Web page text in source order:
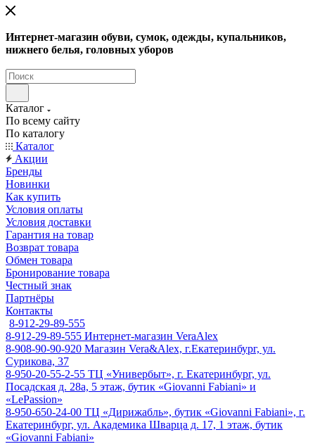
Интернет-магазин обуви, сумок, одежды, купальников,
нижнего белья, головных уборов
Каталог
По всему сайту
По каталогу
Каталог
Акции
Бренды
Новинки
Как купить
Условия оплаты
Условия доставки
Гарантия на товар
Возврат товара
Обмен товара
Бронирование товара
Честный знак
Партнёры
Контакты
8-912-29-89-555
8-912-29-89-555 Интернет-магазин VeraAlex
8-908-90-90-920 Магазин Vera&Alex, г.Екатеринбург, ул.
Сурикова, 37
8-950-20-55-2-55 ТЦ «Универбыт», г. Екатеринбург, ул.
Посадская д. 28а, 5 этаж, бутик «Giovanni Fabiani» и
«LePassion»
8-950-650-24-00 ТЦ «Дирижабль», бутик «Giovanni Fabiani», г.
Екатеринбург, ул. Академика Шварца д. 17, 1 этаж, бутик
«Giovanni Fabiani»